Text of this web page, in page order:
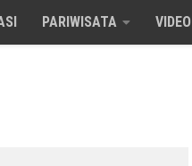
PARIWISATA VIDEO